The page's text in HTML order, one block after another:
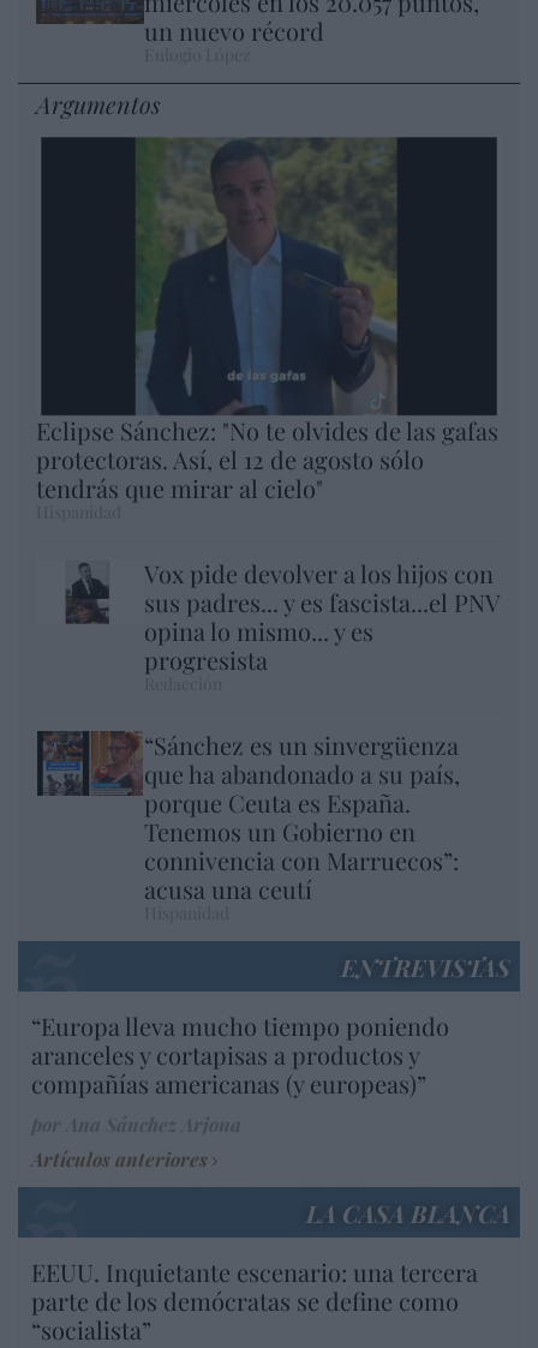
un nuevo récord
Argumentos
Eclipse Sánchez: "No te olvides de las gafas
protectoras. Así, el 12 de agosto sólo
tendrás que mirar al cielo"
Vox pide devolver a los hijos con
sus padres... y es fascista...el PNV
opina lo mismo... y es
progresista
“Sánchez es un sinvergüenza
que ha abandonado a su país,
porque Ceuta es España.
Tenemos un Gobierno en
connivencia con Marruecos”:
acusa una ceutí
ENTREVISTAS
“Europa lleva mucho tiempo poniendo
aranceles y cortapisas a productos y
compañías americanas (y europeas)”
Artículos anteriores
LA CASA BLANCA
EEUU. Inquietante escenario: una tercera
parte de los demócratas se define como
“socialista”